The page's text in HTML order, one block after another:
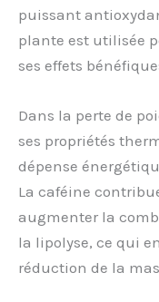
puissant
plante est utilisée
ses effets
Dans la perte de
ses propriétés
dépense
La caféine
augmenter la
la lipolyse, ce qui
réduction de la